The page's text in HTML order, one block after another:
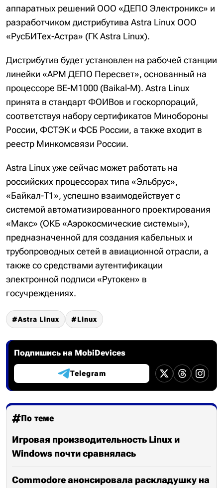
аппаратных решений ООО «ДЕПО Электроникс» и
разработчиком дистрибутива Astra Linux ООО
«РусБИТех-Астра» (ГК Astra Linux).
Дистрибутив будет установлен на рабочей станции
линейки «АРМ ДЕПО Пересвет», основанный на
процессоре BE-M1000 (Baikal-M). Astra Linux
принята в стандарт ФОИВов и госкорпораций,
соответствуя набору сертификатов Минобороны
России, ФСТЭК и ФСБ России, а также входит в
реестр Минкомсвязи России.
Astra Linux уже сейчас может работать на
российских процессорах типа «Эльбрус»,
«Байкал-Т1», успешно взаимодействует с
системой автоматизированного проектирования
«Макс» (ОКБ «Аэрокосмические системы»),
предназначенной для создания кабельных и
трубопроводных сетей в авиационной отрасли, а
также со средствами аутентификации
электронной подписи «Рутокен» в
госучреждениях.
Astra Linux Linux
Подпишись на MobiDevices
Telegram
По теме
Игровая производительность Linux и
Windows почти сравнялась
Commodore анонсировала раскладушку на